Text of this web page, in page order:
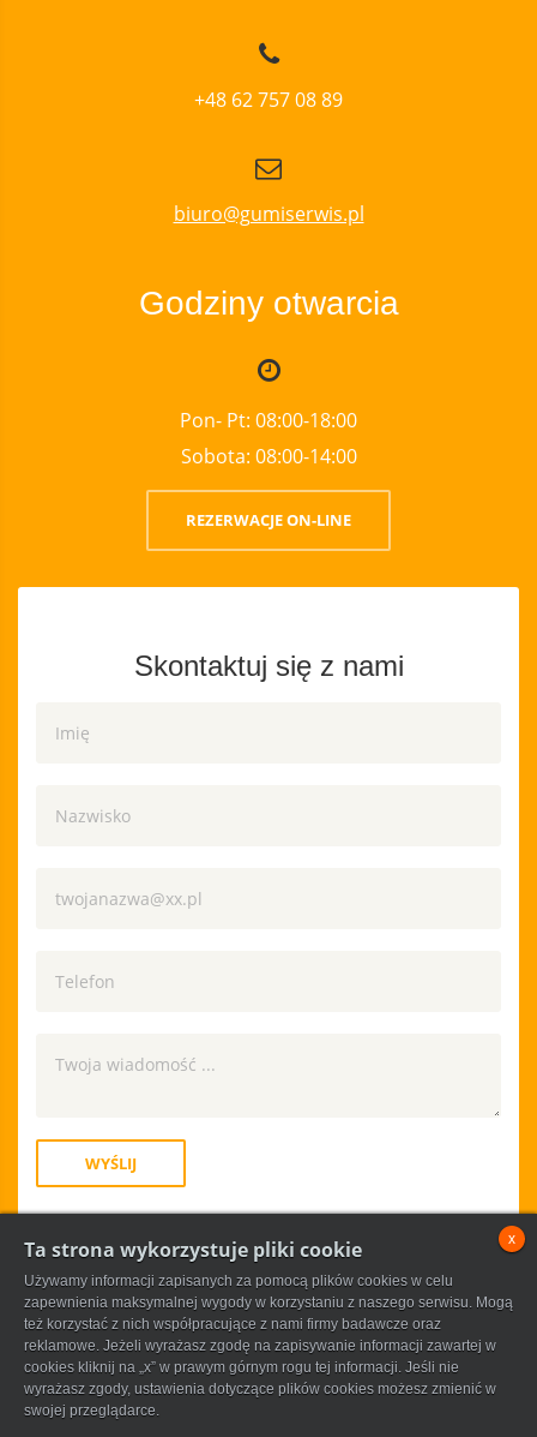
+48 62 757 08 89
biuro@gumiserwis.pl
Godziny otwarcia
Pon- Pt: 08:00-18:00
Sobota: 08:00-14:00
REZERWACJE ON-LINE
Skontaktuj się z nami
WYŚLIJ
©2026Wszelkie prawa zastrzeżone / Gumi Serwis
Ta strona wykorzystuje pliki cookie
Używamy informacji zapisanych za pomocą plików cookies w celu
zapewnienia maksymalnej wygody w korzystaniu z naszego serwisu. Mogą
też korzystać z nich współpracujące z nami firmy badawcze oraz
reklamowe. Jeżeli wyrażasz zgodę na zapisywanie informacji zawartej w
cookies kliknij na „x” w prawym górnym rogu tej informacji. Jeśli nie
wyrażasz zgody, ustawienia dotyczące plików cookies możesz zmienić w
swojej przeglądarce.
x